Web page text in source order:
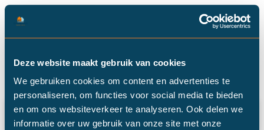
Deze website maakt gebruik van cookies
We gebruiken cookies om content en advertenties te
personaliseren, om functies voor social media te bieden
en om ons websiteverkeer te analyseren. Ook delen we
informatie over uw gebruik van onze site met onze
Categorie: palletkachel
Nieuw in 2016: Subsidie op duurzame
energie in huis